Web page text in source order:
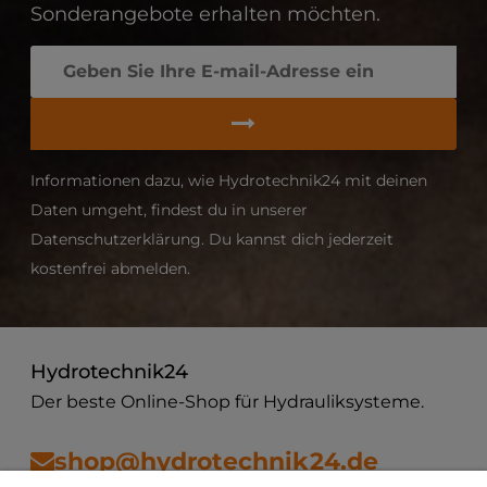
Sonderangebote erhalten möchten.
Informationen dazu, wie Hydrotechnik24 mit deinen
Daten umgeht, findest du in unserer
Datenschutzerklärung. Du kannst dich jederzeit
kostenfrei abmelden.
Hydrotechnik24
Der beste Online-Shop für Hydrauliksysteme.
shop@hydrotechnik24.de